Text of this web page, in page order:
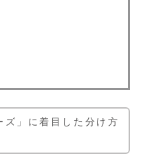
ズ」に着目した分け方